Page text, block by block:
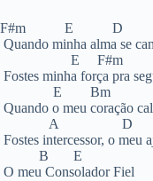
F#m E D
Quando minha alma se
E F#m
Fostes minha força pra
E Bm
Quando o meu coração
A D
Fostes intercessor, o meu
B E
O meu Consolador Fiel